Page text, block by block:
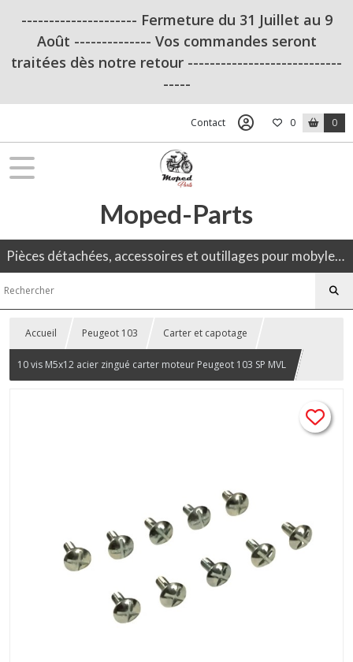
--------------------- Fermeture du 31 Juillet au 9
Août -------------- Vos commandes seront
traitées dès notre retour ----------------------------
-----
Contact 0 0
Moped-Parts
Pièces détachées, accessoires et outillages pour mobylette, 50CC, moto ancienne.
Accueil Peugeot 103 Carter et capotage
10 vis M5x12 acier zingué carter moteur Peugeot 103 SP MVL